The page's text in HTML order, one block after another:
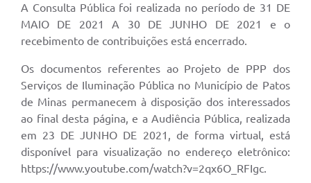
A Consulta Pública foi realizada no período de 31 DE
MAIO DE 2021 A 30 DE JUNHO DE 2021 e o
recebimento de contribuições está encerrado.
Os documentos referentes ao Projeto de PPP dos
Serviços de Iluminação Pública no Município de Patos
de Minas permanecem à disposição dos interessados
ao final desta página, e a Audiência Pública, realizada
em 23 DE JUNHO DE 2021, de forma virtual, está
disponível para visualização no endereço eletrônico:
https://www.youtube.com/watch?v=2qx6O_RFIgc.